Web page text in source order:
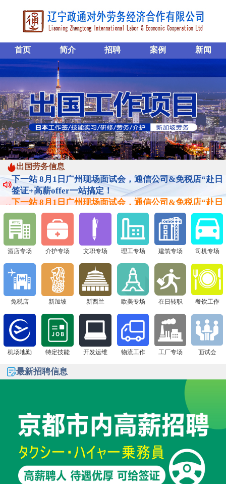
首页 简介 招聘 案例 新闻
出国劳务信息
下一站 8月1日广州现场面试会，通信公司&免税店“赴日
签证+高薪offer一站搞定！
下一站 8月1日广州现场面试会，通信公司&免税店“赴日
签证+高薪offer一站搞定！
下一站 8月1日广州现场面试会，通信公司&免税店“赴日
签证+高薪offer一站搞定！
下一站 8月1日广州现场面试会，通信公司&免税店“赴日
签证+高薪offer一站搞定！
酒店专场 介护专场 文职专场 理工专场 建筑专场 司机专场
免税店 新加坡 新西兰 欧美专场 在日转职 餐饮工作
机场地勤 特定技能 开发运维 物流工作 工厂专场 面试会
最新招聘信息